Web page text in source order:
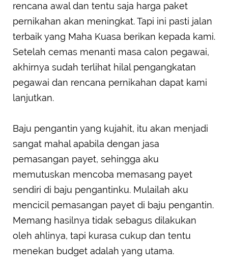
rencana awal dan tentu saja harga paket
pernikahan akan meningkat. Tapi ini pasti jalan
terbaik yang Maha Kuasa berikan kepada kami.
Setelah cemas menanti masa calon pegawai,
akhirnya sudah terlihat hilal pengangkatan
pegawai dan rencana pernikahan dapat kami
lanjutkan.
Baju pengantin yang kujahit, itu akan menjadi
sangat mahal apabila dengan jasa
pemasangan payet, sehingga aku
memutuskan mencoba memasang payet
sendiri di baju pengantinku. Mulailah aku
mencicil pemasangan payet di baju pengantin.
Memang hasilnya tidak sebagus dilakukan
oleh ahlinya, tapi kurasa cukup dan tentu
menekan budget adalah yang utama.